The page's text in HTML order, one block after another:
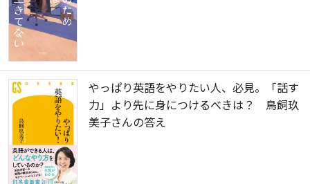
やっぱり英語をやりたい人、必見。「話す
力」より先に身につけるべきは？ 鳥飼玖
美子さんの答え